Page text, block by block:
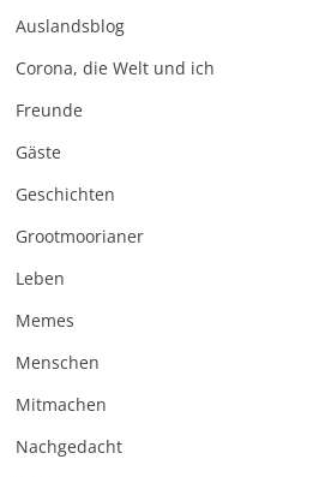
Auslandsblog
Corona, die Welt und ich
Freunde
Gäste
Geschichten
Grootmoorianer
Leben
Memes
Menschen
Mitmachen
Nachgedacht